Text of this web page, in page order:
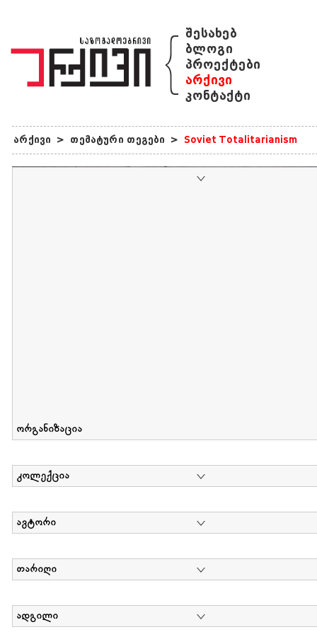
{ შესახებ
ბლოგი
პროექტები
არქივი
კონტაქტი
არქივი > თემატური თეგები > Soviet Totalitarianism
ორგანიზაცია
კოლექცია
ავტორი
თარიღი
ადგილი